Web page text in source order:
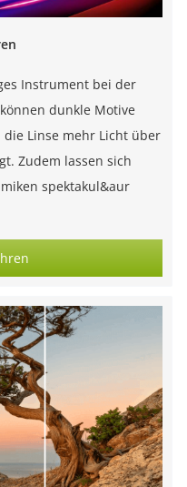
Instrument bei der
dunkle Motive
Linse mehr Licht über
Zudem lassen sich
spektakul&aur